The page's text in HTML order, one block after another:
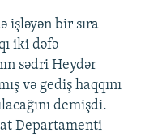
işləyən bir sıra
iki dəfə
sədri Heydər
və gediş haqqını
demişdi.
Departamenti